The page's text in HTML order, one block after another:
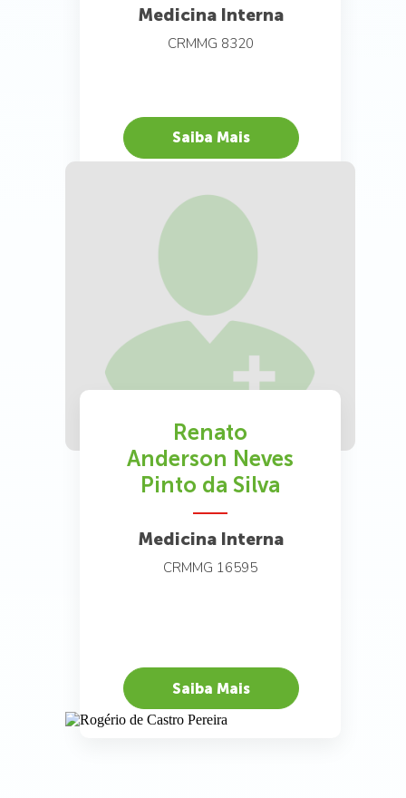
Medicina Interna
CRMMG 8320
Saiba Mais
Renato
Anderson Neves
Pinto da Silva
Medicina Interna
CRMMG 16595
Saiba Mais